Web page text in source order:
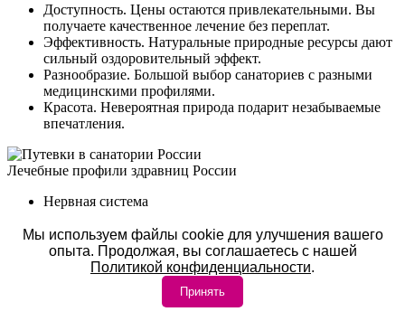
Доступность. Цены остаются привлекательными. Вы
получаете качественное лечение без переплат.
Эффективность. Натуральные природные ресурсы дают
сильный оздоровительный эффект.
Разнообразие. Большой выбор санаториев с разными
медицинскими профилями.
Красота. Невероятная природа подарит незабываемые
впечатления.
Лечебные профили здравниц России
Нервная система
ЛОР органы
Опорно-двигательный аппарат
Сердечно-сосудистая система
Мы используем файлы cookie для улучшения вашего
опыта. Продолжая, вы соглашаетесь с нашей
Политикой конфиденциальности.
Принять